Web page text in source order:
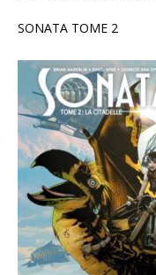
SONATA TOME 2